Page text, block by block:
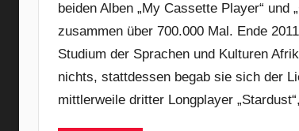
beiden Alben „My Cassette Player“
zusammen über 700.000 Mal. Ende
Studium der Sprachen und Kulturen
nichts, stattdessen begab sie sich der
mittlerweile dritter Longplayer